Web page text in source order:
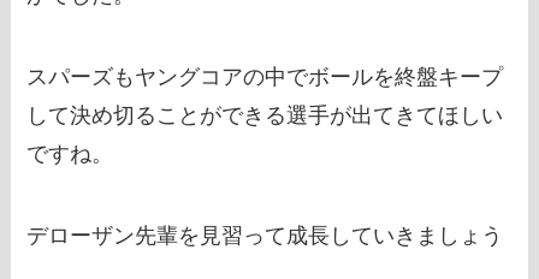
スパーズもヤングコアの中でボールを終盤キープ
して決め切ることができる選手が出てきてほしい
ですね。
デローザン先輩を見習って成長していきましょう